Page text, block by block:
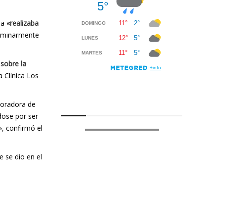
«realizaba
la
Clínica Los
de
por ser
confirmó el
se dio en el